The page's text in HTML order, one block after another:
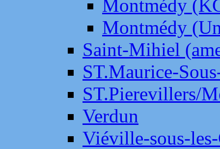
Montmédy
Montmédy
Saint-Mihiel
ST.Maurice-
ST.Pierevillers/
Verdun
Viéville-sous-